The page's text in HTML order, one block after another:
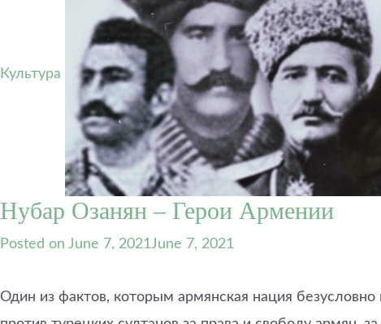
Культура
Нубар Озанян – Герои Армении
Posted on June 7, 2021June 7, 2021
Один из фактов, которым армянская нация